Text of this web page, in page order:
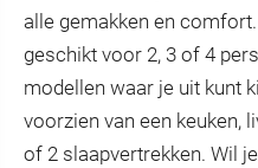
alle gemakken en
geschikt voor 2, 3 of 4
modellen waar je uit kunt
voorzien van een keuken,
of 2 slaapvertrekken. Wil